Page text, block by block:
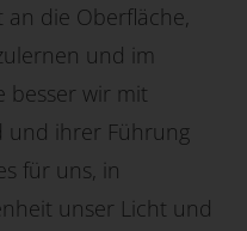
die Oberfläche,
und im
besser wir mit
und ihrer Führung
für uns, in
unser Licht und